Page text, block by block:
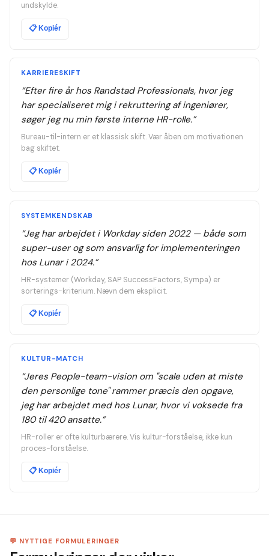
undskylde.
📋Kopiér
KARRIERESKIFT
“Efter fire år hos Randstad Professionals, hvor jeg
har specialiseret mig i rekruttering af ingeniører,
søger jeg nu min første interne HR-rolle.”
Bureau-til-intern er et klassisk skift. Vær åben om motivationen
bag skiftet.
📋Kopiér
SYSTEMKENDSKAB
“Jeg har arbejdet i Workday siden 2022 — både som
super-user og som ansvarlig for implementeringen
hos Lunar i 2024.”
HR-systemer (Workday, SAP SuccessFactors, Sympa) er
sorterings-kriterium. Nævn dem eksplicit.
📋Kopiér
KULTUR-MATCH
“Jeres People-team-vision om "scale uden at miste
den personlige tone" rammer præcis den opgave,
jeg har arbejdet med hos Lunar, hvor vi voksede fra
180 til 420 ansatte.”
HR-roller er ofte kulturbærere. Vis kultur-forståelse, ikke kun
proces-forståelse.
📋Kopiér
💬 NYTTIGE FORMULERINGER